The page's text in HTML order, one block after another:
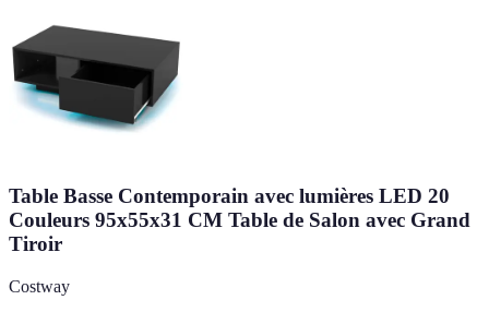
Table Basse Contemporain avec lumières LED 20
Couleurs 95x55x31 CM Table de Salon avec Grand
Tiroir
Costway